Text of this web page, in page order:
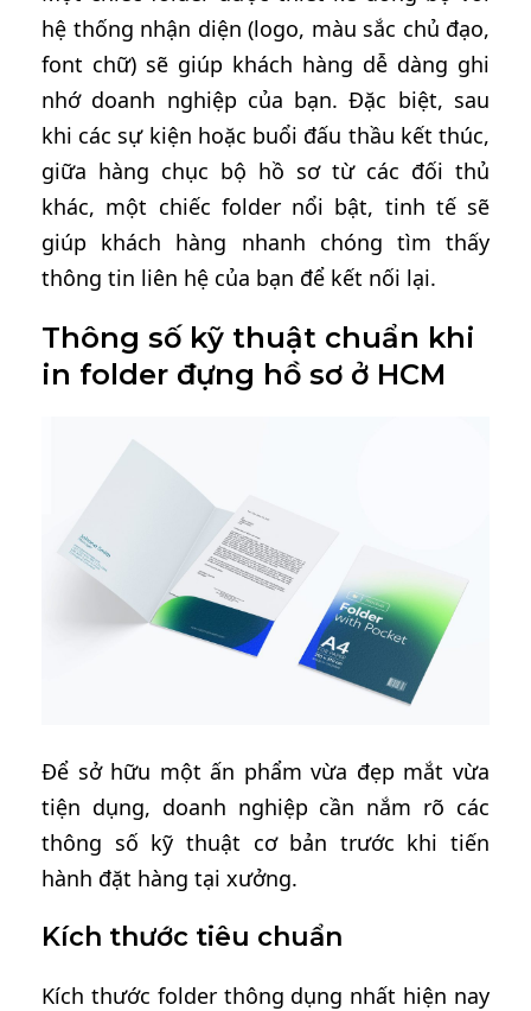
hệ thống nhận diện (logo, màu sắc chủ đạo,
font chữ) sẽ giúp khách hàng dễ dàng ghi
nhớ doanh nghiệp của bạn. Đặc biệt, sau
khi các sự kiện hoặc buổi đấu thầu kết thúc,
giữa hàng chục bộ hồ sơ từ các đối thủ
khác, một chiếc folder nổi bật, tinh tế sẽ
giúp khách hàng nhanh chóng tìm thấy
thông tin liên hệ của bạn để kết nối lại.
Thông số kỹ thuật chuẩn khi
in folder đựng hồ sơ ở HCM
Để sở hữu một ấn phẩm vừa đẹp mắt vừa
tiện dụng, doanh nghiệp cần nắm rõ các
thông số kỹ thuật cơ bản trước khi tiến
hành đặt hàng tại xưởng.
Kích thước tiêu chuẩn
Kích thước folder thông dụng nhất hiện nay